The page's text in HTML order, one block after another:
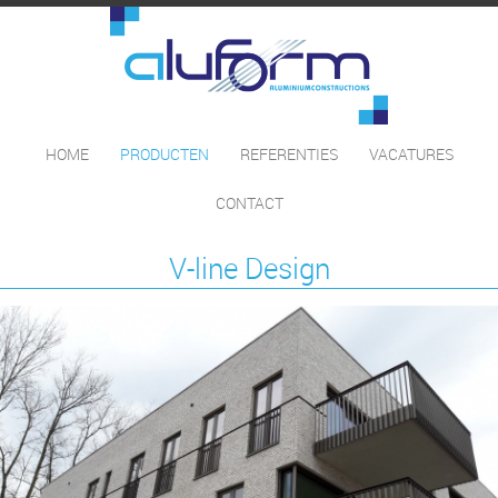
HOME PRODUCTEN REFERENTIES VACATURES
CONTACT
V-line Design